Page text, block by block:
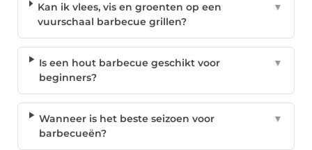
Kan ik vlees, vis en groenten op een
vuurschaal barbecue grillen?
▼
Is een hout barbecue geschikt voor
beginners?
▼
Wanneer is het beste seizoen voor
barbecueën?
▼